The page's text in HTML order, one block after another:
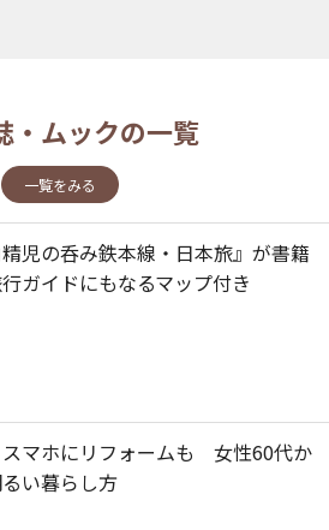
・ムックの一覧
一覧をみる
精児の呑み鉄本線・日本旅』が書籍
ガイドにもなるマップ付き
マホにリフォームも 女性60代か
い暮らし方